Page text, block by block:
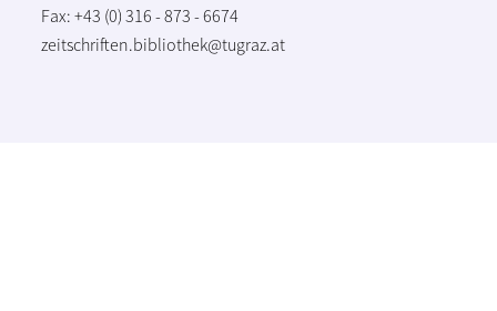
Fax: +43 (0) 316 - 873 - 6674
zeitschriften.bibliothek@tugraz.at